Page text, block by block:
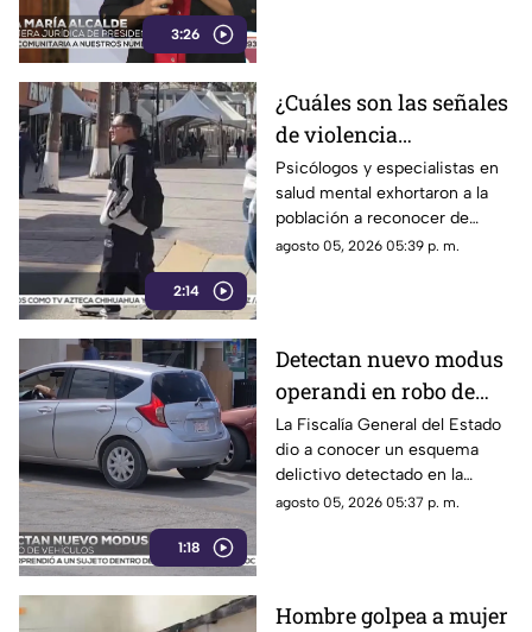
3:26
2:14
¿Cuáles son las señales
de violencia
emocional? Así puedes
identificarlas
Psicólogos y especialistas en
salud mental exhortaron a la
población a reconocer de
forma temprana las conductas
agosto 05, 2026 05:39 p. m.
1:18
Detectan nuevo modus
operandi en robo de
vehículos en
Chihuahua | VIDEO
La Fiscalía General del Estado
dio a conocer un esquema
delictivo detectado en la
ciudad de Chihuahua.
agosto 05, 2026 05:37 p. m.
Hombre golpea a mujer